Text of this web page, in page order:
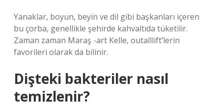
Yanaklar, boyun, beyin ve dil gibi başkanları içeren
bu çorba, genellikle şehirde kahvaltıda tüketilir.
Zaman zaman Maraş -art Kelle, outalllift’lerin
favorileri olarak da bilinir.
Dişteki bakteriler nasıl
temizlenir?